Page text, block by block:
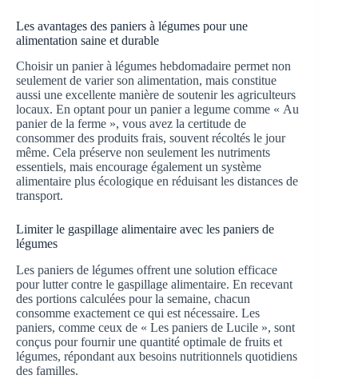
Les avantages des paniers à légumes pour une
alimentation saine et durable
Choisir un panier à légumes hebdomadaire permet non
seulement de varier son alimentation, mais constitue
aussi une excellente manière de soutenir les agriculteurs
locaux. En optant pour un panier a legume comme « Au
panier de la ferme », vous avez la certitude de
consommer des produits frais, souvent récoltés le jour
même. Cela préserve non seulement les nutriments
essentiels, mais encourage également un système
alimentaire plus écologique en réduisant les distances de
transport.
Limiter le gaspillage alimentaire avec les paniers de
légumes
Les paniers de légumes offrent une solution efficace
pour lutter contre le gaspillage alimentaire. En recevant
des portions calculées pour la semaine, chacun
consomme exactement ce qui est nécessaire. Les
paniers, comme ceux de « Les paniers de Lucile », sont
conçus pour fournir une quantité optimale de fruits et
légumes, répondant aux besoins nutritionnels quotidiens
des familles.